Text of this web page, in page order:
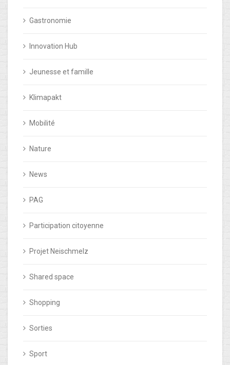
Gastronomie
Innovation Hub
Jeunesse et famille
Klimapakt
Mobilité
Nature
News
PAG
Participation citoyenne
Projet Neischmelz
Shared space
Shopping
Sorties
Sport